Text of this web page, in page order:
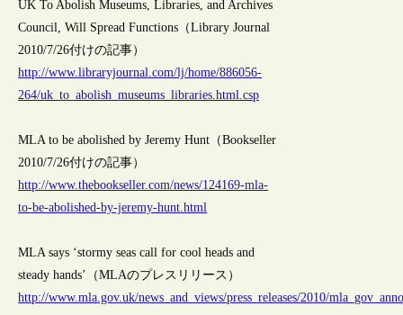
UK To Abolish Museums, Libraries, and Archives
Council, Will Spread Functions（Library Journal
2010/7/26付けの記事）
http://www.libraryjournal.com/lj/home/886056-
264/uk_to_abolish_museums_libraries.html.csp
MLA to be abolished by Jeremy Hunt（Bookseller
2010/7/26付けの記事）
http://www.thebookseller.com/news/124169-mla-
to-be-abolished-by-jeremy-hunt.html
MLA says ‘stormy seas call for cool heads and
steady hands’（MLAのプレスリリース）
http://www.mla.gov.uk/news_and_views/press_releases/2010/